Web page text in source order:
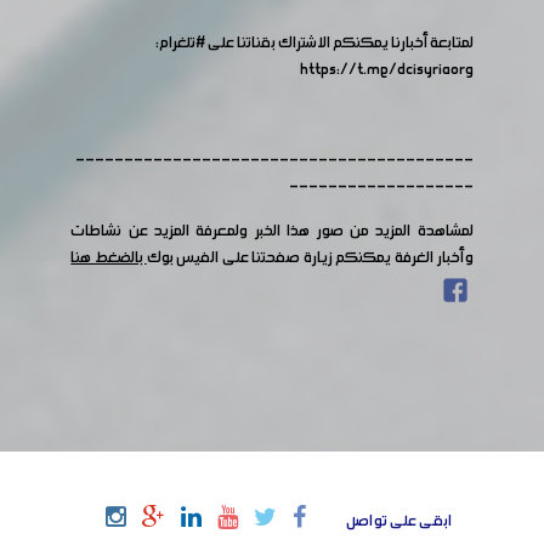
لمتابعة أخبارنا يمكنكم الاشتراك بقناتنا على#تلغرام:
https://t.me/dcisyriaorg
-----------------------------------------
-------------------
لمشاهدة المزيد من صور هذا الخبر ولمعرفة المزيد عن نشاطات
وأخبار الغرفة يمكنكم زيارة صفحتنا على الفيس بوكبالضغط هنا
ابقى على تواصل